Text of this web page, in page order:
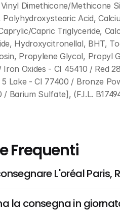
Dimethicone/Methicone
Acid,
Capric Triglyceride,
Hydroxycitronellal, BHT,
Propylene Glycol, Propyl
Iron Oxides - CI 45410 / Red
5 Lake - CI 77400 / Bronze
/ Barium Sulfate], (F.I.L.
Frequenti
L'oréal Paris,
la consegna in